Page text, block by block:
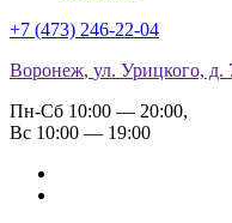
+7 (473) 246-22-04
Воронеж, ул. Урицкого, д.
Пн-Сб 10:00 — 20:00,
Вс 10:00 — 19:00